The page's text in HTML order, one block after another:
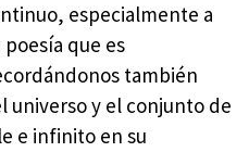
especialmente a
que es
también
universo y el conjunto de
e infinito en su